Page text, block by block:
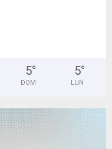
5°
DOM
5°
LUN